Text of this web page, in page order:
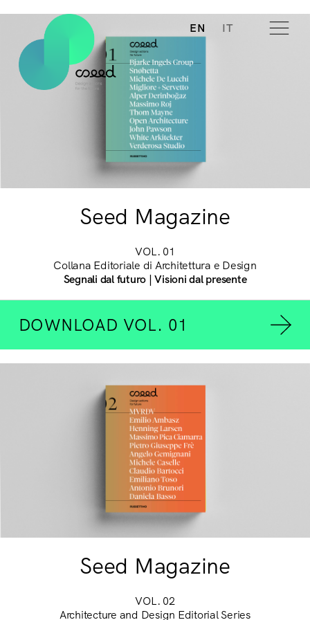
EN IT
Seed Magazine
VOL. 01
Collana Editoriale di Architettura e Design
Segnali dal futuro | Visioni dal presente
DOWNLOAD VOL. 01
Seed Magazine
VOL. 02
Architecture and Design Editorial Series